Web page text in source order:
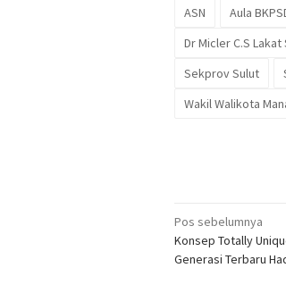
ASN Aula
Dr Micler C.S Lakat
Sekprov Sulut
Wakil Walikota
Navigasi
pos
Pos sebelumnya
Konsep Totally
Generasi Terbaru